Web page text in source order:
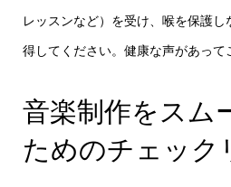
レッスンなど）を受け、喉を保護
得してください。健康な声があって
音楽制作をスム
ためのチェック